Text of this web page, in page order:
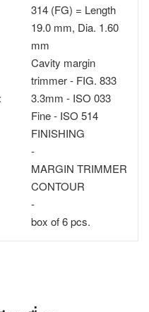
314 (FG) = Length
19.0 mm, Dia. 1.60
mm
Cavity margin
trimmer - FIG. 833
3.3mm - ISO 033
Fine - ISO 514
FINISHING
-
MARGIN TRIMMER
CONTOUR
-
box of 6 pcs.